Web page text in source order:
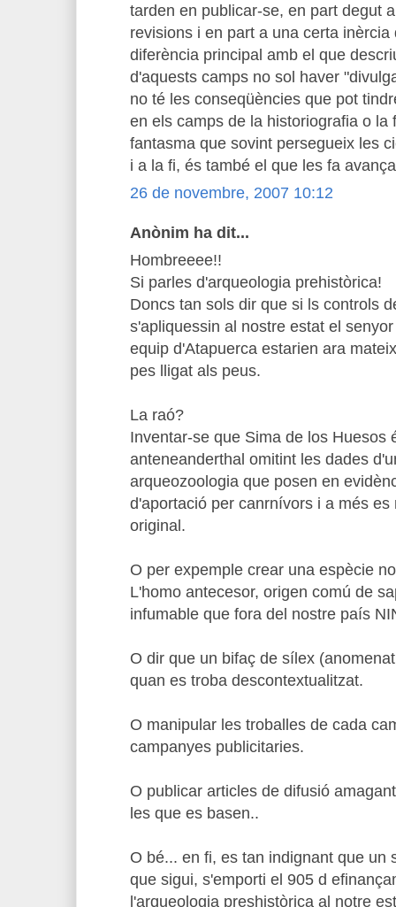
tarden en publicar-se, en part degut
revisions i en part a una certa
diferència principal amb el que
d'aquests camps no sol haver
no té les conseqüències que pot
en els camps de la historiografia o la
fantasma que sovint persegueix les
i a la fi, és també el que les fa
26 de novembre, 2007 10:12
Anònim ha dit...
Hombreeee!!
Si parles d'arqueologia prehistòrica!
Doncs tan sols dir que si ls controls
s'apliquessin al nostre estat el
equip d'Atapuerca estarien ara
pes lligat als peus.
La raó?
Inventar-se que Sima de los Huesos
anteneanderthal omitint les dades
arqueozoologia que posen en
d'aportació per canrnívors i a més
original.
O per expemple crear una espècie
L'homo antecesor, origen comú de
infumable que fora del nostre país
O dir que un bifaç de sílex
quan es troba descontextualitzat.
O manipular les troballes de cada
campanyes publicitaries.
O publicar articles de difusió
les que es basen..
O bé... en fi, es tan indignant que un
que sigui, s'emporti el 905 d
l'arqueologia preshistòrica al notre